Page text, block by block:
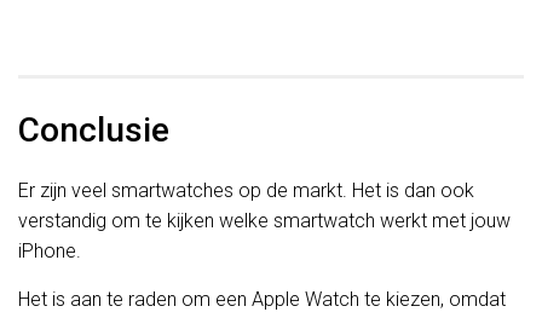
Conclusie
Er zijn veel smartwatches op de markt. Het is dan ook
verstandig om te kijken welke smartwatch werkt met jouw
iPhone.
Het is aan te raden om een Apple Watch te kiezen, omdat